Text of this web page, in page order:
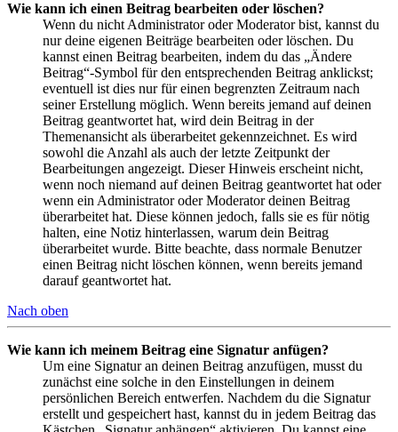
Wie kann ich einen Beitrag bearbeiten oder löschen?
Wenn du nicht Administrator oder Moderator bist, kannst du
nur deine eigenen Beiträge bearbeiten oder löschen. Du
kannst einen Beitrag bearbeiten, indem du das „Ändere
Beitrag“-Symbol für den entsprechenden Beitrag anklickst;
eventuell ist dies nur für einen begrenzten Zeitraum nach
seiner Erstellung möglich. Wenn bereits jemand auf deinen
Beitrag geantwortet hat, wird dein Beitrag in der
Themenansicht als überarbeitet gekennzeichnet. Es wird
sowohl die Anzahl als auch der letzte Zeitpunkt der
Bearbeitungen angezeigt. Dieser Hinweis erscheint nicht,
wenn noch niemand auf deinen Beitrag geantwortet hat oder
wenn ein Administrator oder Moderator deinen Beitrag
überarbeitet hat. Diese können jedoch, falls sie es für nötig
halten, eine Notiz hinterlassen, warum dein Beitrag
überarbeitet wurde. Bitte beachte, dass normale Benutzer
einen Beitrag nicht löschen können, wenn bereits jemand
darauf geantwortet hat.
Nach oben
Wie kann ich meinem Beitrag eine Signatur anfügen?
Um eine Signatur an deinen Beitrag anzufügen, musst du
zunächst eine solche in den Einstellungen in deinem
persönlichen Bereich entwerfen. Nachdem du die Signatur
erstellt und gespeichert hast, kannst du in jedem Beitrag das